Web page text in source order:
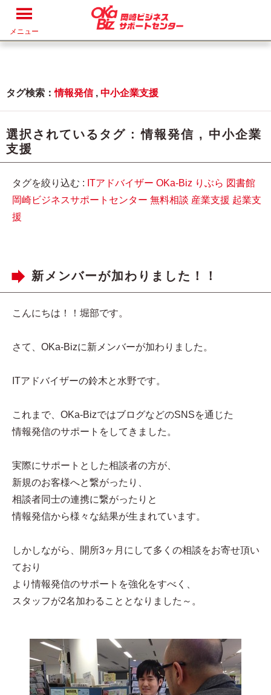
メニュー
タグ検索：情報発信, 中小企業支援
選択されているタグ :情報発信 , 中小企業
支援
タグを絞り込む : ITアドバイザー OKa-Biz りぶら 図書館
岡崎ビジネスサポートセンター 無料相談 産業支援 起業支
援
新メンバーが加わりました！！
こんにちは！！堀部です。
さて、OKa-Bizに新メンバーが加わりました。
ITアドバイザーの鈴木と水野です。
これまで、OKa-BizではブログなどのSNSを通じた
情報発信のサポートをしてきました。
実際にサポートとした相談者の方が、
新規のお客様へと繋がったり、
相談者同士の連携に繋がったりと
情報発信から様々な結果が生まれています。
しかしながら、開所3ヶ月にして多くの相談をお寄せ頂い
ており
より情報発信のサポートを強化をすべく、
スタッフが2名加わることとなりました～。